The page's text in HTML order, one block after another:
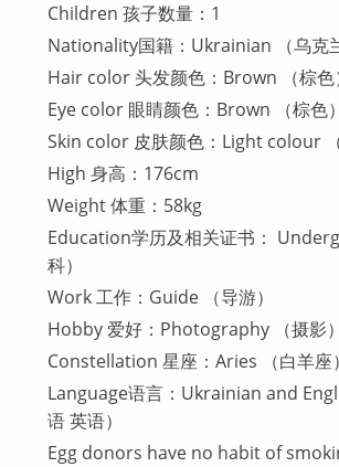
Children 孩子数量：1
Nationality国籍：Ukrainian （乌克
Hair color 头发颜色：Brown （棕色
Eye color 眼睛颜色：Brown （棕色）
Skin color 皮肤颜色：Light colour （
High 身高：176cm
Weight 体重：58kg
Education学历及相关证书：
科）
Work 工作：Guide （导游）
Hobby 爱好：Photography （摄影）
Constellation 星座：Aries （白羊座）
Language语言：Ukrainian and
语 英语）
Egg donors have no habit of